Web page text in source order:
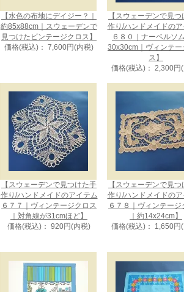
【水色の布地にデイジー？｜
約85x88cm｜スウェーデンで
見つけたビンテージクロス】
価格(税込)： 7,600円(内税)
【スウェーデンで見
作り/ハンドメイドのア
６８０｜ナーベルソ
30x30cm｜ヴィンテー
ス】
価格(税込)： 2,300円
【スウェーデンで見つけた手
作り/ハンドメイドのアイテム
６７７｜ヴィンテージクロス
｜対角線が31cmほど】
価格(税込)： 920円(内税)
【スウェーデンで見
作り/ハンドメイドのア
６７８｜ヴィンテージ
｜約14x24cm】
価格(税込)： 1,650円